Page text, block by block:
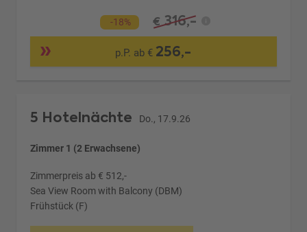
-18% € 316,-
p.P. ab € 256,-
5 Hotelnächte Do., 17.9.26
Zimmer 1 (2 Erwachsene)
Zimmerpreis ab € 512,-
Sea View Room with Balcony (DBM)
Frühstück (F)